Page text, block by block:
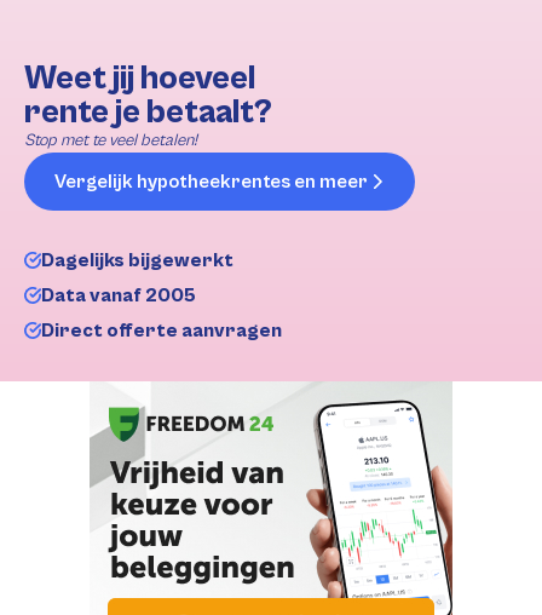
Weet jij hoeveel
rente je betaalt?
Stop met te veel betalen!
Vergelijk hypotheekrentes en meer
Dagelijks bijgewerkt
Data vanaf 2005
Direct offerte aanvragen